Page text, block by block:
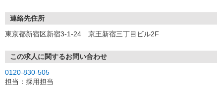
連絡先住所
東京都新宿区新宿3-1-24 京王新宿三丁目ビル2F
この求人に関するお問い合わせ
0120-830-505
担当：採用担当